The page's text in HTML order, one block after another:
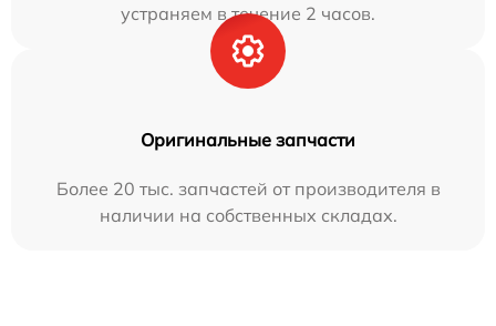
устраняем в течение 2 часов.
Оригинальные запчасти
Более 20 тыс. запчастей от производителя в
наличии на собственных складах.